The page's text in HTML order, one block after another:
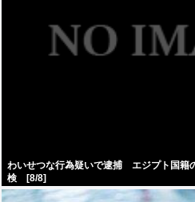
わいせつな行為疑いで逮捕 エジプト国
検 [8/8]